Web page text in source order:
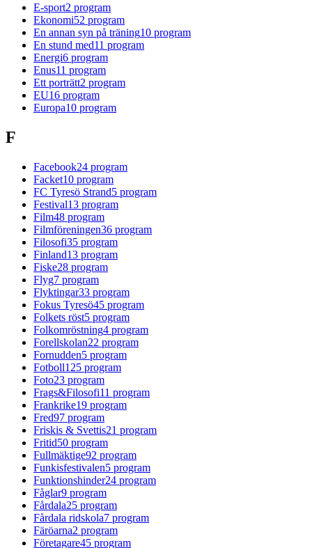
E-sport2 program
Ekonomi52 program
En annan syn på träning10 program
En stund med11 program
Energi6 program
Enus11 program
Ett porträtt2 program
EU16 program
Europa10 program
F
Facebook24 program
Facket10 program
FC Tyresö Strand5 program
Festival13 program
Film48 program
Filmföreningen36 program
Filosofi35 program
Finland13 program
Fiske28 program
Flyg7 program
Flyktingar33 program
Fokus Tyresö45 program
Folkets röst5 program
Folkomröstning4 program
Forellskolan22 program
Fornudden5 program
Fotboll125 program
Foto23 program
Frags&Filosofi11 program
Frankrike19 program
Fred97 program
Friskis & Svettis21 program
Fritid50 program
Fullmäktige92 program
Funkisfestivalen5 program
Funktionshinder24 program
Fåglar9 program
Fårdala25 program
Fårdala ridskola7 program
Färöarna2 program
Företagare45 program